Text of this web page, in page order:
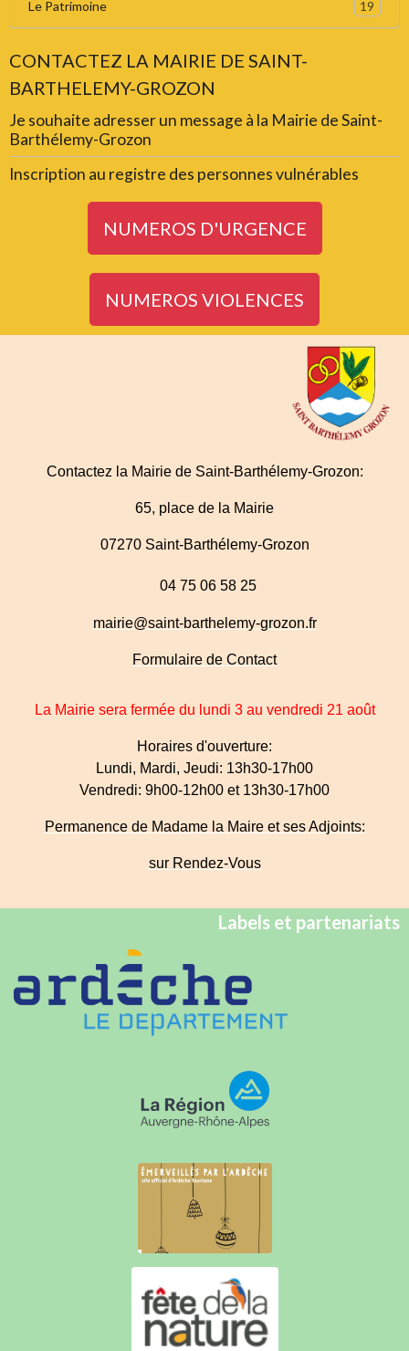
Le Patrimoine 19
CONTACTEZ LA MAIRIE DE SAINT-
BARTHELEMY-GROZON
Je souhaite adresser un message à la Mairie de Saint-
Barthélemy-Grozon
Inscription au registre des personnes vulnérables
NUMEROS D'URGENCE
NUMEROS VIOLENCES
Contactez la Mairie de Saint-Barthélemy-Grozon:
65, place de la Mairie
07270 Saint-Barthélemy-Grozon
04 75 06 58 25
mairie@saint-barthelemy-grozon.fr
Formulaire de Contact
La Mairie sera fermée du lundi 3 au vendredi 21 août
Horaires d'ouverture:
Lundi, Mardi, Jeudi: 13h30-17h00
Vendredi: 9h00-12h00 et 13h30-17h00
Permanence de Madame la Maire et ses Adjoints:
sur Rendez-Vous
Labels et partenariats